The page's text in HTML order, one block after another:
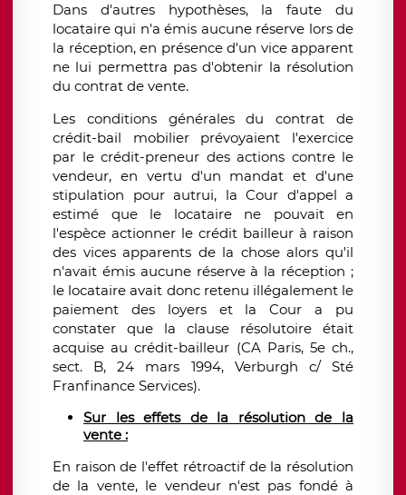
Dans d'autres hypothèses, la faute du
locataire qui n'a émis aucune réserve lors de
la réception, en présence d'un vice apparent
ne lui permettra pas d'obtenir la résolution
du contrat de vente.
Les conditions générales du contrat de
crédit-bail mobilier prévoyaient l'exercice
par le crédit-preneur des actions contre le
vendeur, en vertu d'un mandat et d'une
stipulation pour autrui, la Cour d'appel a
estimé que le locataire ne pouvait en
l'espèce actionner le crédit bailleur à raison
des vices apparents de la chose alors qu'il
n'avait émis aucune réserve à la réception ;
le locataire avait donc retenu illégalement le
paiement des loyers et la Cour a pu
constater que la clause résolutoire était
acquise au crédit-bailleur (CA Paris, 5e ch.,
sect. B, 24 mars 1994, Verburgh c/ Sté
Franfinance Services).
Sur les effets de la résolution de la
vente :
En raison de l'effet rétroactif de la résolution
de la vente, le vendeur n'est pas fondé à